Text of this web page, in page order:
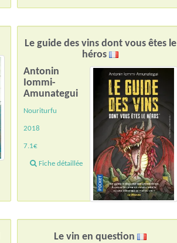
Le guide des vins dont vous êtes le
héros
Antonin
Iommi-
Amunategui
Nouriturfu
2018
7.1€
Fiche détaillée
Le vin en question